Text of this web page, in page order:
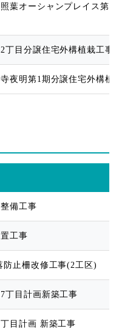
葉オーシャンプレイス第9
丁目分譲住宅外構植栽工事
夜明第1期分譲住宅外構植
備工事
工事
防止柵改修工事(2工区)
丁目計画新築工事
目計画 新築工事